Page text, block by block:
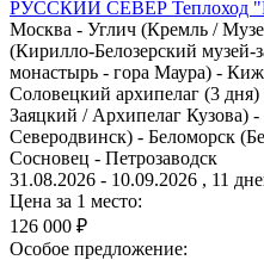
РУССКИЙ СЕВЕР Теплоход
Москва - Углич (Кремль /
(Кирилло-Белозерский музей-
монастырь - гора Маура) -
Соловецкий архипелаг (3
Заяцкий / Архипелаг Кузова)
Северодвинск) - Беломорск
Сосновец - Петрозаводск
31.08.2026 - 10.09.2026 , 11
Цена за 1 место:
126 000 ₽
Особое предложение: